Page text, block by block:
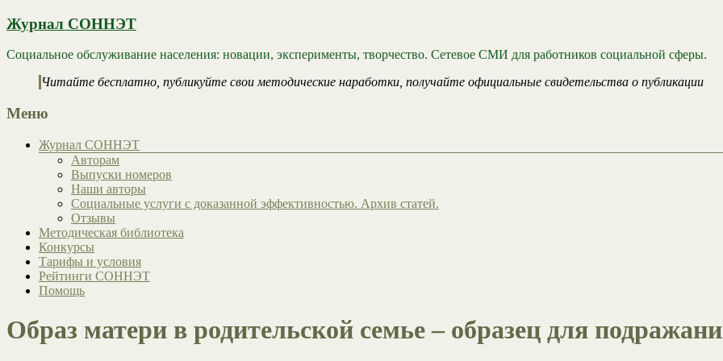
Журнал СОННЭТ
Социальное обслуживание населения: новации, эксперименты, творчество. Сетевое СМИ для работников социальной сферы.
Читайте бесплатно, публикуйте свои методические наработки, получайте официальные свидетельства о публикации
Меню
Журнал СОННЭТ
Авторам
Выпуски номеров
Наши авторы
Социальные услуги с доказанной эффективностью. Архив статей.
Отзывы
Методическая библиотека
Конкурсы
Тарифы и условия
Рейтинги СОННЭТ
Помощь
Образ матери в родительской семье – образец для